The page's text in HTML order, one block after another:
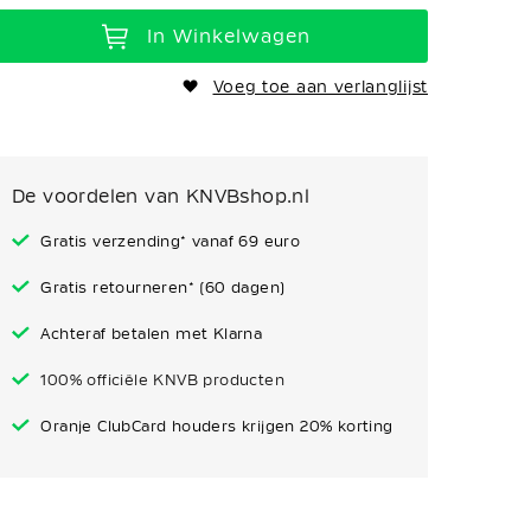
In Winkelwagen
Voeg toe aan verlanglijst
De voordelen van KNVBshop.nl
Gratis verzending* vanaf 69 euro
Gratis retourneren* (60 dagen)
Achteraf betalen met Klarna
100% officiële KNVB producten
Oranje ClubCard houders krijgen 20% korting